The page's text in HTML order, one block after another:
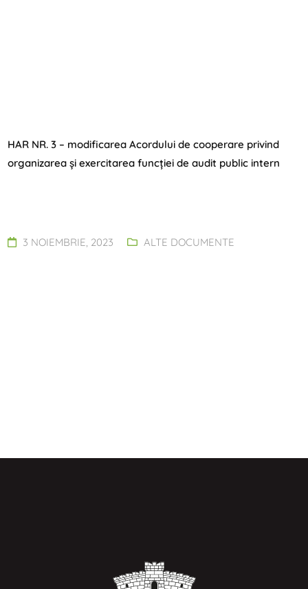
HAR NR. 3 – modificarea Acordului de cooperare privind
organizarea și exercitarea funcției de audit public intern
3 NOIEMBRIE, 2023 ALTE DOCUMENTE